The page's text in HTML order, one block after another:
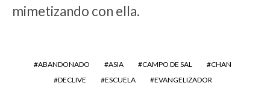
mimetizando con ella.
ABANDONADO ASIA CAMPO DE SAL
CHAN
DECLIVE
ESCUELA
EVANGELIZADOR